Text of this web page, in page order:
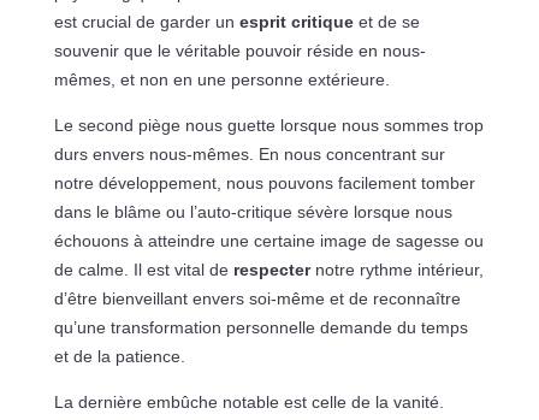
est crucial de garder un esprit critiqueet de se
souvenir que le véritable pouvoir réside en nous-
mêmes, et non en une personne extérieure.
Le second piège nous guette lorsque nous sommes trop
durs envers nous-mêmes. En nous concentrant sur
notre développement, nous pouvons facilement tomber
dans le blâme ou l’auto-critique sévère lorsque nous
échouons à atteindre une certaine image de sagesse ou
de calme. Il est vital de respecternotre rythme intérieur,
d’être bienveillant envers soi-même et de reconnaître
qu’une transformation personnelle demande du temps
et de la patience.
La dernière embûche notable est celle de la vanité.